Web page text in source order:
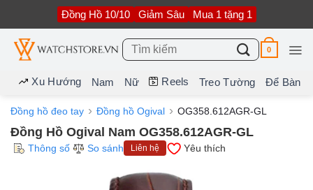
nội
dung
Đồng Hồ 10/10 Giảm Sâu Mua 1 tặng 1
Tìm
kiếm:
0
Xu Hướng Nam Nữ Reels Treo Tường Để Bàn
Đồng hồ đeo tay Đồng hồ Ogival OG358.612AGR-GL
Đồng Hồ Ogival Nam OG358.612AGR-GL
Thông số So sánh Liên hệ Yêu thích